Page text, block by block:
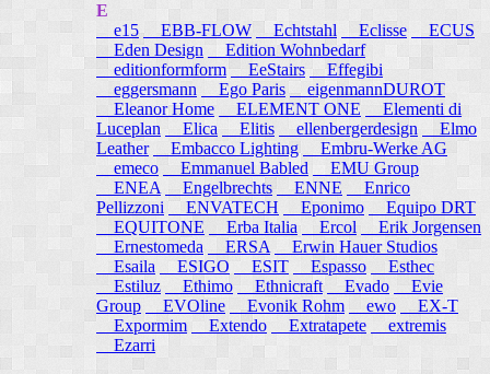
E
e15 EBB-FLOW Echtstahl Eclisse
ECUS
Eden Design
Edition Wohnbedarf
editionformform
EeStairs
Effegibi
eggersmann
Ego Paris
eigenmannDUROT
Eleanor Home
ELEMENT ONE
Elementi di
Luceplan
Elica Elitis ellenbergerdesign
Elmo
Leather
Embacco Lighting
Embru-Werke AG
emeco
Emmanuel Babled
EMU Group
ENEA
Engelbrechts ENNE
Enrico
Pellizzoni ENVATECH Eponimo
Equipo DRT
EQUITONE
Erba Italia Ercol
Erik Jorgensen
Ernestomeda
ERSA
Erwin Hauer Studios
Esaila
ESIGO ESIT Espasso
Esthec
Estiluz
Ethimo Ethnicraft Evado
Evie
Group
EVOline Evonik Rohm ewo
EX-T
Expormim
Extendo Extratapete
extremis
Ezarri